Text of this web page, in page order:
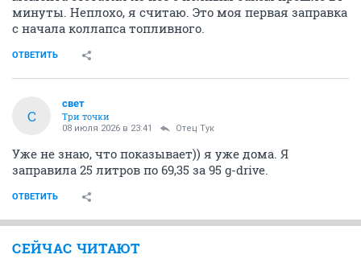
минуты. Неплохо, я считаю. Это моя первая заправка
с начала коллапса топливного.
ОТВЕТИТЬ
С
свет
Три точки
08 июля 2026 в 23:41 Отец Тук
Уже не знаю, что показывает)) я уже дома. Я
заправила 25 литров по 69,35 за 95 g-drive.
ОТВЕТИТЬ
СЕЙЧАС ЧИТАЮТ